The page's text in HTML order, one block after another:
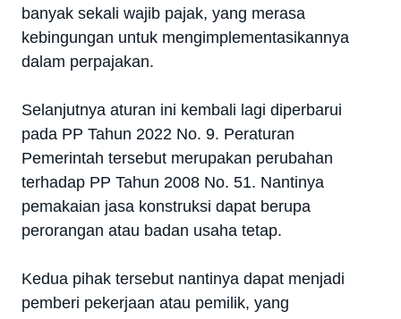
banyak sekali wajib pajak, yang merasa
kebingungan untuk mengimplementasikannya
dalam perpajakan.
Selanjutnya aturan ini kembali lagi diperbarui
pada PP Tahun 2022 No. 9. Peraturan
Pemerintah tersebut merupakan perubahan
terhadap PP Tahun 2008 No. 51. Nantinya
pemakaian jasa konstruksi dapat berupa
perorangan atau badan usaha tetap.
Kedua pihak tersebut nantinya dapat menjadi
pemberi pekerjaan atau pemilik, yang